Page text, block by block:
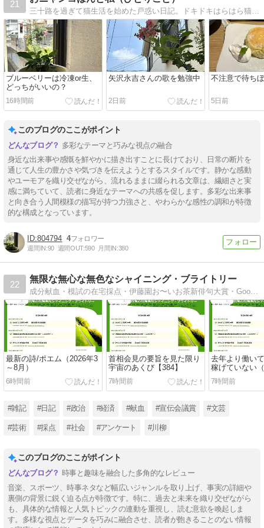
21
三十路を過ぎて猫生活を始めた戸惑い日記。ドキドキはらはら猫日記、プラス映画に音楽、たわいもない・ひとりごと・デス。
ブルーベリーは冷凍or生、
どっちがいいの？
16時間前
矢沢永吉さんの歌を勉強中
2日前
不注意で待ち
5日前
このブログのここがポイント
多彩なテーマと巧みな視点の融合
身近な出来事や感慨を鮮やかに描き出すことに長けており、日常の断片を
通じて人生の豊かさや気づきを伝えようとするスタイルです。静かな感動
やユーモアを織り交ぜながら、流れるままに綴られる文章は、繊細さと実
感に満ちていて、読者に身近なテーマへの共感を促します。多彩な出来事
と向き合う人間模様の描写が持つ力強さと、やわらかな感性の調和が特徴
的な構成となっています。
804794 4
週間IN:90 週間OUT:590 月間IN:380
22
無限な無心な無色なシャイニング・ブライトリー
成分献血・模試の在宅採点・伊藤園お〜いお茶新俳句大賞・Google AdSense・宣伝会議賞など・・・ネガ根がポジティブな雑記。
最新の詩/ポエム（2026年3
～8月）
6時間前
首相会見の要旨を見た限り
宇宙のあくび【384】
7時間前
去年より働い
稼げていない
7時間前
#雑記 #日記 #政治 #経済 #献血 #宣伝会議賞 #文芸
#芸術 #採点 #社会 #アンケート #川柳
このブログのここがポイント
時事と趣味を融合した多角的なレビュー
音楽、スポーツ、時事ネタなど幅広いジャンルを取り上げ、事実の詳細や
裏側の背景に鋭く迫る点が特徴です。特に、過去と未来を織り交ぜながら
も、具体的な情報と人気トピックの連動を重視し、読む意欲を喚起しま
す。多様な視点とデータを巧みに融合させ、読者が飽きることのない情報